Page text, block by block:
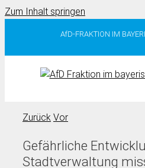
Zum Inhalt springen
AfD-FRAKTION IM
Zurück Vor
Gefährliche
Stadtverwaltung